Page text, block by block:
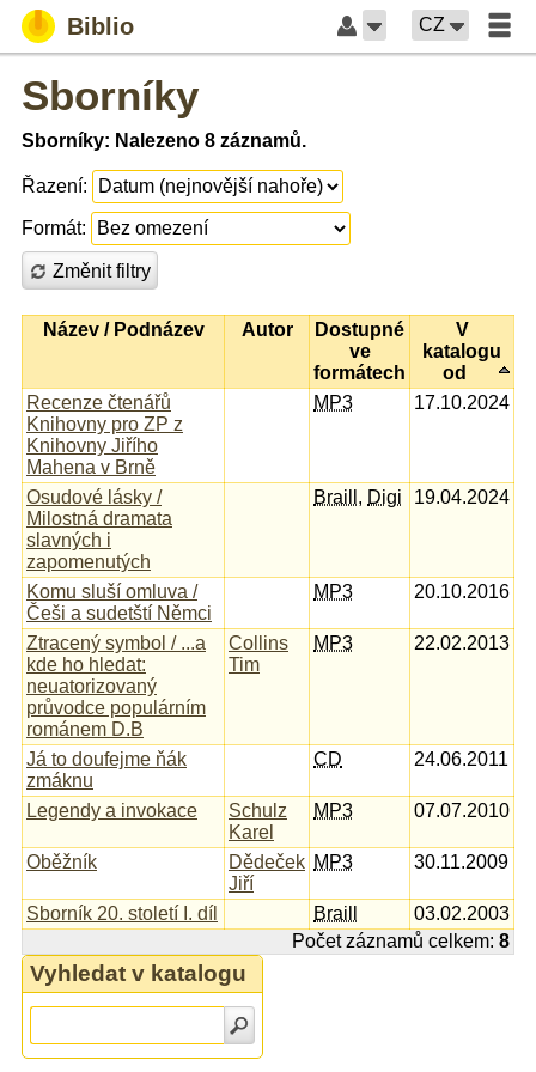
Biblio CZ
Sborníky
Sborníky: Nalezeno 8 záznamů.
Řazení:
Formát:
Změnit filtry
Název / Podnázev Autor
Dostupné
ve
formátech
V
katalogu
od
Recenze čtenářů
Knihovny pro ZP z
Knihovny Jiřího
Mahena v Brně
MP3 17.10.2024
Osudové lásky /
Milostná dramata
slavných i
zapomenutých
Braill , Digi 19.04.2024
Komu sluší omluva /
Češi a sudetští Němci
MP3 20.10.2016
Ztracený symbol / ...a
kde ho hledat:
neuatorizovaný
průvodce populárním
románem D.B
Collins
Tim
MP3 22.02.2013
Já to doufejme ňák
zmáknu
CD 24.06.2011
Legendy a invokace
Schulz
Karel
MP3 07.07.2010
Oběžník
Dědeček
Jiří
MP3 30.11.2009
Sborník 20. století I. díl Braill
03.02.2003
Počet záznamů celkem: 8
Vyhledat v katalogu